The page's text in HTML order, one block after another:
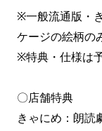
※一般流通版・
ケージの絵柄の
※特典・仕様は
〇店舗特典
きゃにめ：朗読